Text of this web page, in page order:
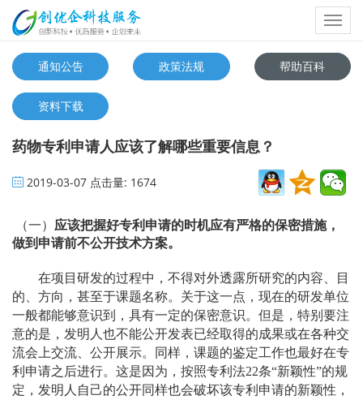
通知公告
政策法规 帮助百科
资料下载
药物专利申请人应该了解哪些重要信息？
2019-03-07 点击量: 1674
（一） 应该把握好专利申请的时机应有严格的保密措施，
做到申请前不公开技术方案。
在项目研发的过程中，不得对外透露所研究的内容、目
的、方向，甚至于课题名称。关于这一点，现在的研发单位
一般都能够意识到，具有一定的保密意识。但是，特别要注
意的是，发明人也不能公开发表已经取得的成果或在各种交
流会上交流、公开展示。同样，课题的鉴定工作也最好在专
利申请之后进行。这是因为，按照专利法22条“新颖性”的规
定，发明人自己的公开同样也会破坏该专利申请的新颖性，